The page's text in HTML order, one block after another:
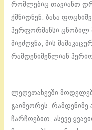
რომლებიც თავიანთ
ქმნიდნენ. ბასა
პერფორმანსი ცნობილ
მიეძღვნა, მის
რამდენიმეწლიან
ლეღვთახევში
გაიმეორეს, რამდენიმე
ჩარჩოებით, ასევე